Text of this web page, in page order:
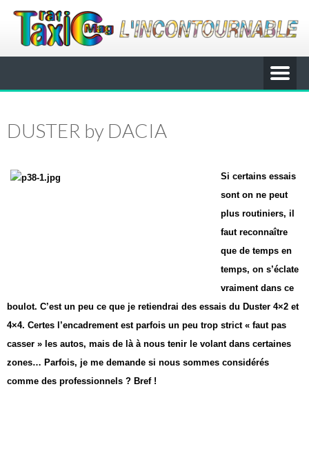
DUSTER by DACIA
Si certains essais
sont on ne peut
plus routiniers, il
faut reconnaître
que de temps en
temps, on s’éclate
vraiment dans ce
boulot. C’est un peu ce que je retiendrai des essais du Duster 4×2 et
4×4. Certes l’encadrement est parfois un peu trop strict « faut pas
casser » les autos, mais de là à nous tenir le volant dans certaines
zones… Parfois, je me demande si nous sommes considérés
comme des professionnels ? Bref !